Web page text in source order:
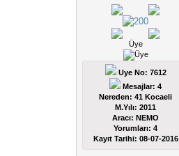
Üye
Uye No: 7612
Mesajlar: 4
Nereden: 41 Kocaeli
M.Yılı: 2011
Aracı: NEMO
Yorumları:4
Kayıt Tarihi: 08-07-2016